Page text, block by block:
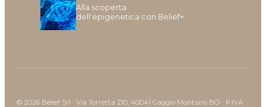
Alla scoperta
dell'epigenetica con Belief+
© 2026 Belief Srl · Via Torretta 210, 40041 Gaggio Montano BO · P.IVA